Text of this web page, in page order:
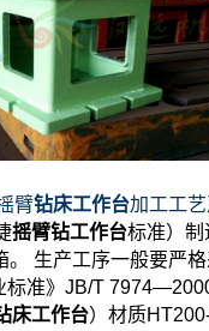
臂钻床工作台加工工
摇臂钻工作台标准）制
生产工序一般要严
标准》JB/T
床工作台）材质HT200-